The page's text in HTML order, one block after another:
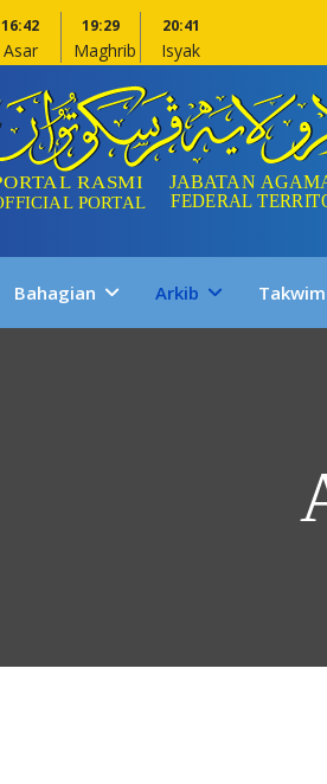
16:42
Asar
19:29
Maghrib
20:41
Isyak
Bahagian Arkib Takwim